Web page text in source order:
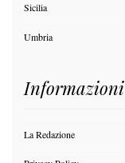
Sicilia
Umbria
Informazioni
La Redazione